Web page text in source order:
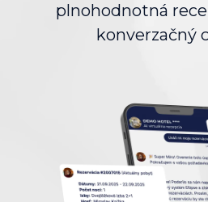
plnohodnotná
konverzačný